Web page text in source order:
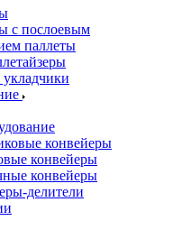
с послоевым
паллеты
конвейеры
конвейеры
конвейеры
делители